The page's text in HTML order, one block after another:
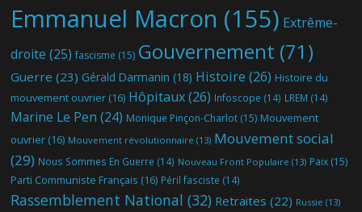
Emmanuel Macron (155) Extrême-
droite (25) fascisme (15) Gouvernement (71)
Guerre (23) Gérald Darmanin (18) Histoire (26) Histoire du
mouvement ouvrier (16) Hôpitaux(26) Infoscope (14) LREM (14)
Marine Le Pen (24) Monique Pinçon-Charlot (15) Mouvement
ouvrier (16) Mouvement révolutionnaire (13) Mouvement social
(29) Nous Sommes En Guerre (14) Nouveau Front Populaire (13) Paix (15)
Parti Communiste Français (16) Péril fasciste (14)
Rassemblement National (32) Retraites (22) Russie (13)